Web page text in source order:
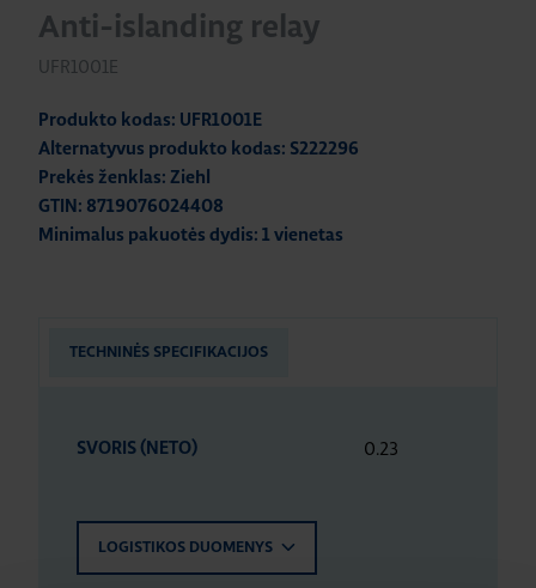
Anti-islanding relay
UFR1001E
Produkto kodas: UFR1001E
Alternatyvus produkto kodas: S222296
Prekės ženklas: Ziehl
GTIN: 8719076024408
Minimalus pakuotės dydis: 1 vienetas
TECHNINĖS SPECIFIKACIJOS
SVORIS (NETO) 0.23
LOGISTIKOS DUOMENYS